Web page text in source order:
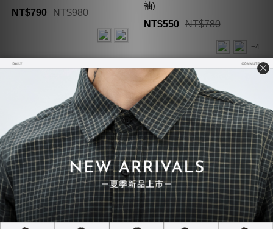
NT$790 NT$980
袖)
NT$550 NT$780
+4